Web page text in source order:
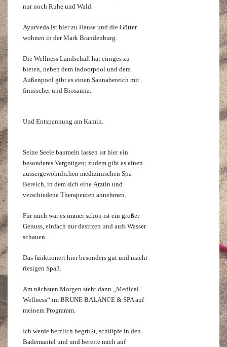
nur noch Ruhe und Wald.
Ayurveda ist hier zu Hause und die Götter
wohnen in der Mark Brandenburg.
Die Wellness Landschaft hat einiges zu
bieten, neben dem Indoorpool und dem
Außenpool gibt es einen Saunabereich mit
finnischer und Biosauna.
Und Entspannung am Kamin.
Seine Seele baumeln lassen ist hier ein
besonderes Vergnügen; zudem gibt es einen
aussergewöhnlichen medizinischen Spa-
Bereich, in dem sich eine Ärztin und
verschiedene Therapeuten annehmen.
Für mich war es immer schon ist ein großer
Genuss, einfach nur dasitzen und aufs Wasser
schauen.
Das funktionert hier besonders gut und macht
riesigen Spaß.
Am nächsten Morgen steht dann „Medical
Wellness“ im BRUNE BALANCE & SPA auf
meinem Programm.
Ich werde herzlich begrüßt, schlüpfe in den
Bademantel und und bereite mich auf